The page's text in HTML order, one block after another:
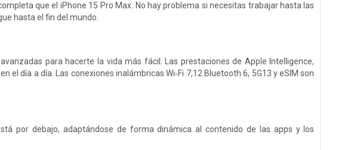
que el iPhone 15 Pro Max. No hay problema si necesitas trabajar hasta las
hasta el fin del mundo.
para hacerte la vida más fácil. Las prestaciones de Apple Intelligence,
día a día. Las conexiones inalámbricas Wi‑Fi 7,12 Bluetooth 6, 5G13 y eSIM son
por debajo, adaptándose de forma dinámica al contenido de las apps y los